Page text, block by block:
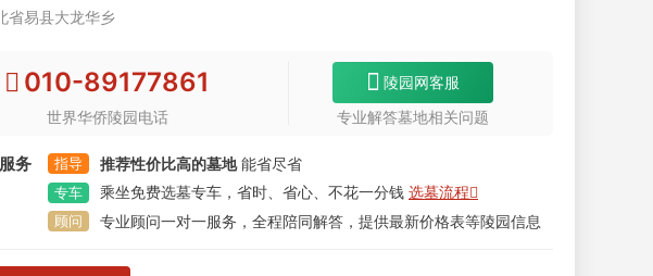
省易县大龙华乡
010-89177861
世界华侨陵园电话
陵园网客服
专业解答墓地相关问题
务 指导 推荐性价比高的墓地 能省尽省
专车 乘坐免费选墓专车，省时、省心、不花一分钱 选墓流程
顾问 专业顾问一对一服务，全程陪同解答，提供最新价格表等陵园信息